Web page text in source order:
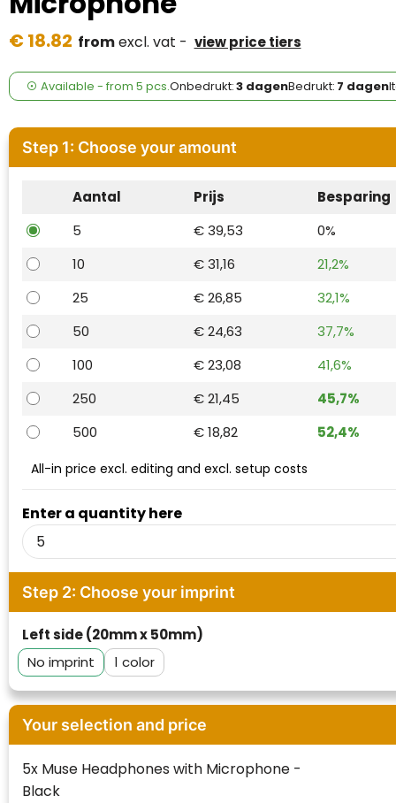
Fresh 'n Rebel
GolfOriginals
James Harvest
Kingcap
MyKit
Ocean Bottle
Parker
Waterman
€ 18.82 fromexcl. vat - view price tiers
Available - from 5 pcs.Onbedrukt:3 dagenBedrukt: 7 dagen
Step 1: Choose your amount
Aantal Prijs
Besparing
5
€ 39,53
0%
10
€ 31,16
21,2%
25
€ 26,85
32,1%
50
€ 24,63
37,7%
100
€ 23,08
41,6%
250
€ 21,45
45,7%
500
€ 18,82 52,4%
Enter a quantity here
All-in price excl. editing and excl. setup costs
Step 2: Choose your imprint
Left side (20mm x 50mm)
No imprint
1
Your selection and price
5x Muse Headphones with Microphone -
Black